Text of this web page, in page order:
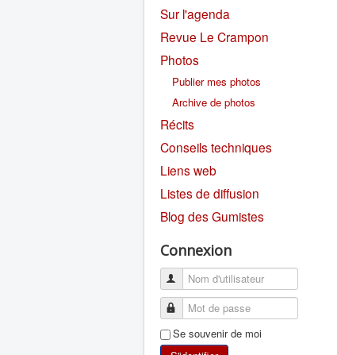
Sur l'agenda
Revue Le Crampon
Photos
Publier mes photos
Archive de photos
Récits
Conseils techniques
Liens web
Listes de diffusion
Blog des Gumistes
Connexion
Se souvenir de moi